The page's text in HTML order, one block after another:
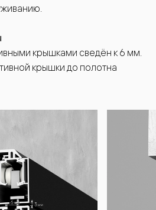
крышками сведён к 6 мм.
крышки до полотна